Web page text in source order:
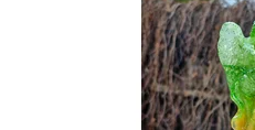
Dostupnost:
Vyprodáno
10411